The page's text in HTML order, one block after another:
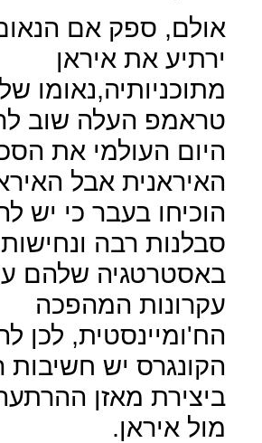
אולם, ספק אם
ירתיע את איראן
מתוכניותיה,נאומו
טראמפ העלה שוב
היום העולמי את
האיראנית אבל
הוכיחו בעבר כי יש
סבלנות רבה
באסטרטגיה שלהם
עקרונות המהפכה
הח'ומיינסטית, לכן
הקונגרס יש חשיבות
ביצירת מאזן
מול איראן.